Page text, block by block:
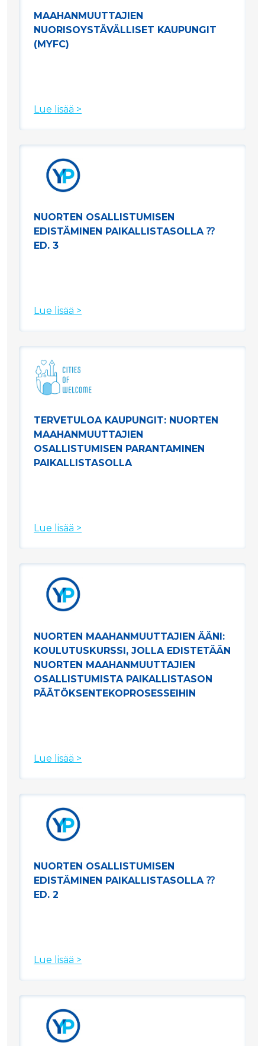
MAAHANMUUTTAJIEN
NUORISOYSTÄVÄLLISET KAUPUNGIT
(MYFC)
Lue lisää >
NUORTEN OSALLISTUMISEN
EDISTÄMINEN PAIKALLISTASOLLA ⁇
ED. 3
Lue lisää >
TERVETULOA KAUPUNGIT: NUORTEN
MAAHANMUUTTAJIEN
OSALLISTUMISEN PARANTAMINEN
PAIKALLISTASOLLA
Lue lisää >
NUORTEN MAAHANMUUTTAJIEN ÄÄNI:
KOULUTUSKURSSI, JOLLA EDISTETÄÄN
NUORTEN MAAHANMUUTTAJIEN
OSALLISTUMISTA PAIKALLISTASON
PÄÄTÖKSENTEKOPROSESSEIHIN
Lue lisää >
NUORTEN OSALLISTUMISEN
EDISTÄMINEN PAIKALLISTASOLLA ⁇
ED. 2
Lue lisää >